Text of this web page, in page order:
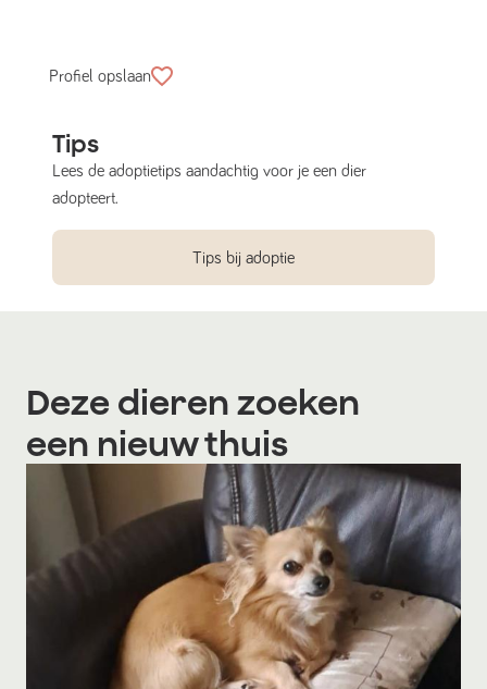
Profiel opslaan
Tips
Lees de adoptietips aandachtig voor je een dier
adopteert.
Tips bij adoptie
Deze dieren zoeken
een nieuw thuis